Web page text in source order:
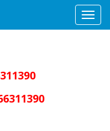
Toggle
navigation